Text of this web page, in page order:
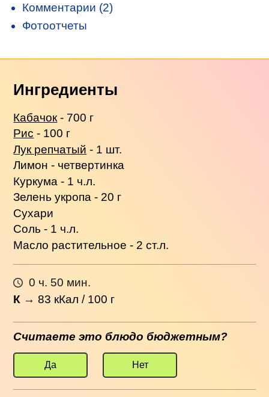
Комментарии (2)
Фотоотчеты
Ингредиенты
Кабачок - 700 г
Рис - 100 г
Лук репчатый - 1 шт.
Лимон - четвертинка
Куркума - 1 ч.л.
Зелень укропа - 20 г
Сухари
Соль - 1 ч.л.
Масло растительное - 2 ст.л.
0 ч. 50 мин.
К →83 кКал / 100 г
Считаете это блюдо бюджетным?
Да Нет